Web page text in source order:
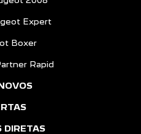
Expert
Boxer
Rapid
DIRETAS